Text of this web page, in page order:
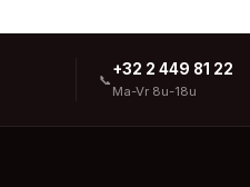
📞
+32 2 449 81 22
Ma-Vr 8u-18u